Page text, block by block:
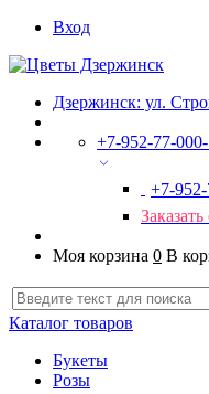
Вход
Дзержинск: ул.
+7-952-77-
+7-
Моя корзина 0 В
Каталог товаров
Букеты
Розы